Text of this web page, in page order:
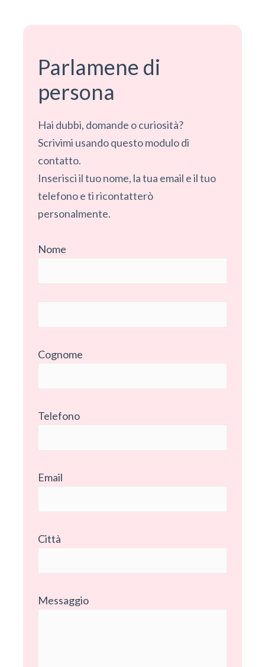
Parlamene di
persona
Hai dubbi, domande o curiosità?
Scrivimi usando questo modulo di
contatto.
Inserisci il tuo nome, la tua email e il tuo
telefono e ti ricontatterò
personalmente.
Nome
Cognome
Telefono
Email
Città
Messaggio